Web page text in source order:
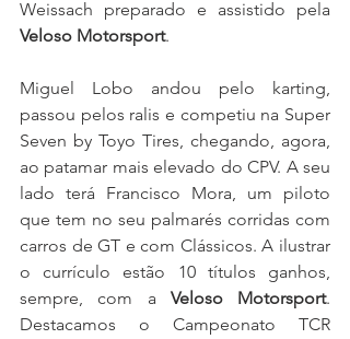
Veloso Motorsport.
Miguel Lobo andou pelo karting,
passou pelos ralis e competiu na Super
Seven by Toyo Tires, chegando, agora,
ao patamar mais elevado do CPV. A seu
lado terá Francisco Mora, um piloto
que tem no seu palmarés corridas com
carros de GT e com Clássicos. A ilustrar
o currículo estão 10 títulos ganhos,
sempre, com a Veloso Motorsport.
Destacamos o Campeonato TCR